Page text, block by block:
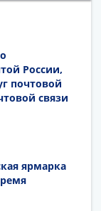
России,
почтовой
связи
ярмарка